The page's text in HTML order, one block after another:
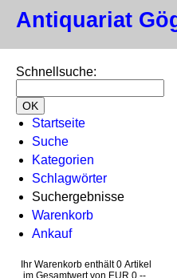
Antiquariat
Schnellsuche:
Startseite
Suche
Kategorien
Schlagwörter
Suchergebnisse
Warenkorb
Ankauf
Ihr Warenkorb enthält 0 Artikel
im Gesamtwert von EUR 0,--